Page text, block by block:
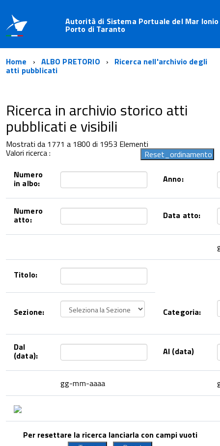
Autorità di Sistema Portuale del Mar
Porto di Taranto
Home ALBO PRETORIO Ricerca nell'archivio degli
atti pubblicati
Ricerca in archivio storico atti
pubblicati e visibili
Mostrati da 1771 a 1800 di 1953 Elementi
Valori ricerca :
Numero
in albo: Anno:
Numero
atto: Data atto:
Titolo:
Sezione: Categoria:
Dal
(data): Al (data)
gg-mm-aaaa
Per resettare la ricerca lanciarla con campi vuoti